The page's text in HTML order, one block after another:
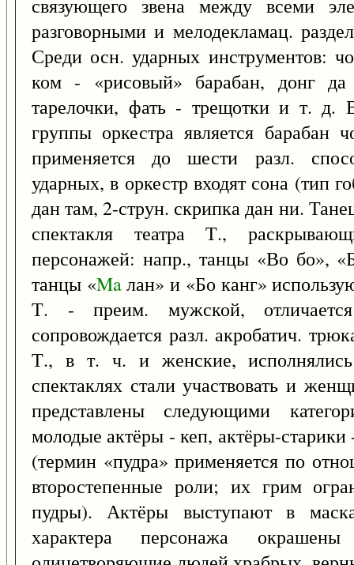
связующего звена между всеми
разговорными и мелодекламац.
Среди осн. ударных инструментов:
ком - «рисовый» барабан, донг
тарелочки, фать - трещотки и т. д.
группы оркестра является
применяется до шести разл.
ударных, в оркестр входят сона (тип
дан там, 2-струн. скрипка дан ни.
спектакля театра Т.,
персонажей: напр., танцы «Во бо»,
танцы «Maлан» и «Бо канг»
Т. - преим. мужской,
сопровождается разл. акробатич.
Т., в т. ч. и женские,
спектаклях стали участвовать и
представлены следующими
молодые актёры - кеп, актёры-
(термин «пудра» применяется по
второстепенные роли; их грим
пудры). Актёры выступают в
характера персонажа